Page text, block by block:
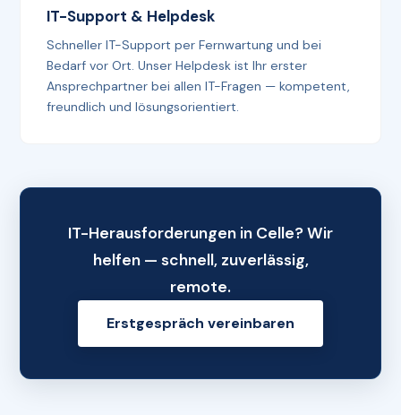
IT-Support & Helpdesk
Schneller IT-Support per Fernwartung und bei
Bedarf vor Ort. Unser Helpdesk ist Ihr erster
Ansprechpartner bei allen IT-Fragen — kompetent,
freundlich und lösungsorientiert.
IT-Herausforderungen in Celle? Wir
helfen — schnell, zuverlässig,
remote.
Erstgespräch vereinbaren